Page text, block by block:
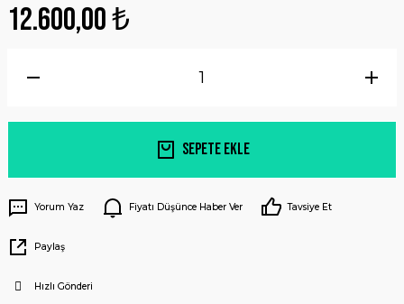
12.600,00 ₺
Sepete Ekle
Yorum Yaz Fiyatı Düşünce Haber Ver Tavsiye Et
Paylaş
Hızlı Gönderi